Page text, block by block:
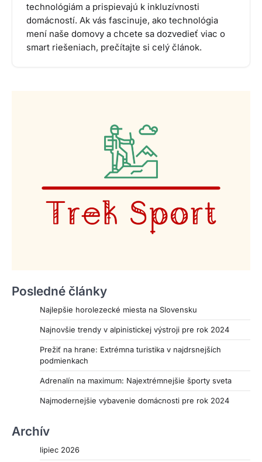
technológiám a prispievajú k inkluzívnosti
domácností. Ak vás fascinuje, ako technológia
mení naše domovy a chcete sa dozvedieť viac o
smart riešeniach, prečítajte si celý článok.
Posledné články
Najlepšie horolezecké miesta na Slovensku
Najnovšie trendy v alpinistickej výstroji pre rok 2024
Prežiť na hrane: Extrémna turistika v najdrsnejších
podmienkach
Adrenalín na maximum: Najextrémnejšie športy sveta
Najmodernejšie vybavenie domácnosti pre rok 2024
Archív
lipiec 2026